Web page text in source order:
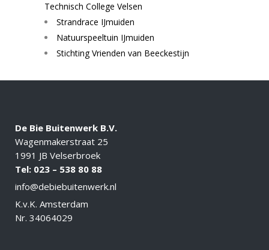
Technisch College Velsen
Strandrace IJmuiden
Natuurspeeltuin IJmuiden
Stichting Vrienden van Beeckestijn
De Bie Buitenwerk B.V.
Wagenmakerstraat 25
1991 JB Velserbroek
Tel: 023 – 538 80 88
info@debiebuitenwerk.nl
K.v.K. Amsterdam
Nr. 34064029